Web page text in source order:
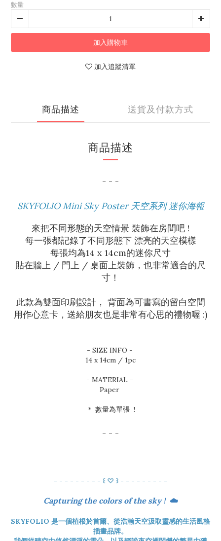
數量
加入購物車
加入追蹤清單
商品描述 送貨及付款方式
商品描述
- - -
SKYFOLIO Mini Sky Poster 天空系列 迷你海報
來把不同形態的天空情景 裝飾在房間吧 !
每一張都記錄了不同形態下 漂亮的天空模樣
每張均為14 x 14cm的迷你尺寸
貼在牆上 / 門上 / 桌面上裝飾，也非常適合的尺
寸！
此款為雙面印刷設計， 背面為可書寫的留白空間
用作心意卡，送給朋友也是非常有心思的禮物喔 :)
- SIZE INFO -
14 x 14cm / 1pc
- MATERIAL -
Paper
＊ 數量為單張 !
- - -
- - - - - - - - - ꒰ ♡ ꒱ - - - - - - - - -
Capturing the colors of the sky ! ☁️
SKYFOLIO 是一個植根於首爾、從浩瀚天空汲取靈感的生活風格
插畫品牌。